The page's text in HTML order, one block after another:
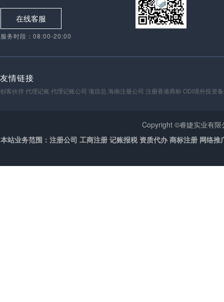
在线客服
服务时段：08:00-20:00
友情链接
创客伙伴 代理记账 代理记账公司 项目总 海南注册公司 注册香港商标 ODI境外投资
Copyright ©睿婕实业有
本站业务范围：注册公司 工商注册 记账报税 资质代办 商标注册 网络